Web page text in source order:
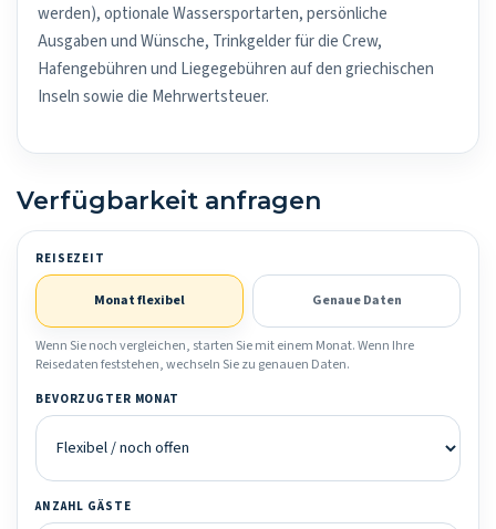
werden), optionale Wassersportarten, persönliche
Ausgaben und Wünsche, Trinkgelder für die Crew,
Hafengebühren und Liegegebühren auf den griechischen
Inseln sowie die Mehrwertsteuer.
Verfügbarkeit anfragen
REISEZEIT
Monat flexibel Genaue Daten
Wenn Sie noch vergleichen, starten Sie mit einem Monat. Wenn Ihre
Reisedaten feststehen, wechseln Sie zu genauen Daten.
BEVORZUGTER MONAT
ANZAHL GÄSTE